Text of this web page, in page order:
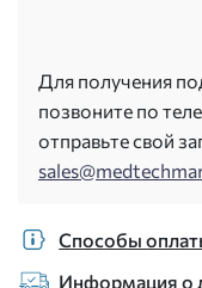
Для получения
позвоните по
отправьте свой
Способы
Информация о